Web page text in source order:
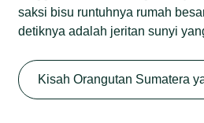
Sumatera di
Junaidi Hanafiah 27
Begini Modus
saksi bisu runtuhnya rumah
detiknya adalah jeritan sunyi